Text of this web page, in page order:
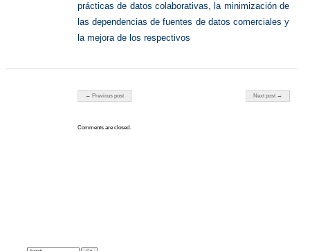
prácticas de datos colaborativas, la minimización de
las dependencias de fuentes de datos comerciales y
la mejora de los respectivos
Post navigation
← Previous post Next post →
Comments are closed.